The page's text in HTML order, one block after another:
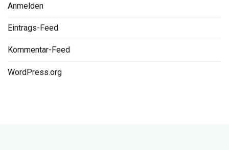
Anmelden
Eintrags-Feed
Kommentar-Feed
WordPress.org